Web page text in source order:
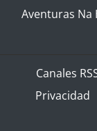
Aventuras Na
Canales
Privacidad